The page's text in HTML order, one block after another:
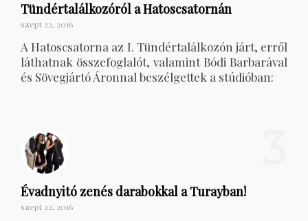
Tündértalálkozóról a Hatoscsatornán
szept 22, 2016
A Hatoscsatorna az I. Tündértalálkozón járt, erről
láthatnak összefoglalót, valamint Bódi Barbarával
és Sövegjártó Áronnal beszélgettek a stúdióban:
Évadnyitó zenés darabokkal a Turayban!
szept 22, 2016